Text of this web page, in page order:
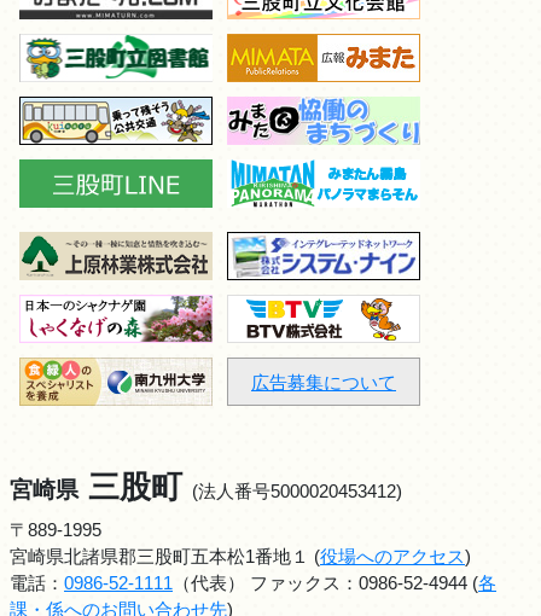
広告募集について
宮崎県 三股町 (法人番号5000020453412)
〒889-1995
宮崎県北諸県郡三股町五本松1番地１ (役場へのアクセス)
電話： 0986-52-1111 （代表） ファックス：0986-52-4944 (各
課・係へのお問い合わせ先)